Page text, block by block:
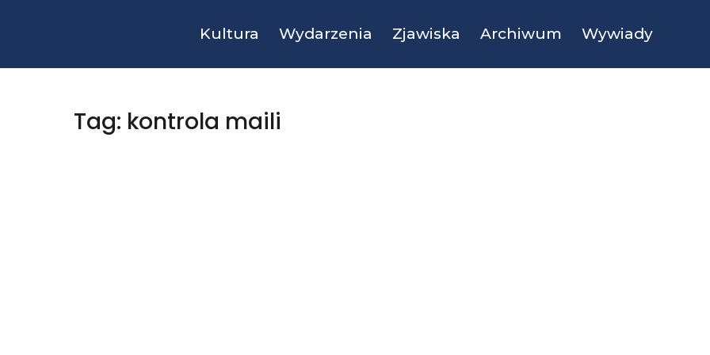
Kultura Wydarzenia Zjawiska Archiwum Wywiady
Tag: kontrola maili